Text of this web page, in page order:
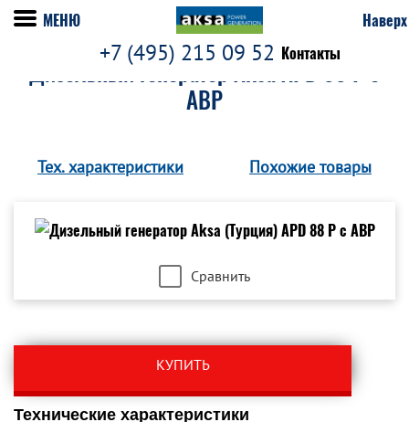
+7 (495) 215 09 52 Контакты
МЕНЮ Наверх
Дизельный генератор Aksa APD 88 P с
АВР
Тех. характеристики Похожие товары
Сравнить
КУПИТЬ
Технические характеристики